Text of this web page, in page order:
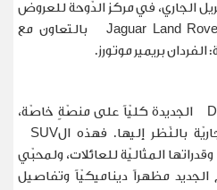
المعرض من 18 إلى 22 أبريل الجاري، في مركز الدّوحة للعروض
Jaguar Land بالتعاون مع
بريمير موتورز.
الجديدة كليّاً على منصّةٍ خاصّة،
بالنّظر إليها. فهذه الSUV
وقدراتها المثاليّة للعائلات، ولمحبّي
مظهراً ديناميكيّاً وتفاصيل